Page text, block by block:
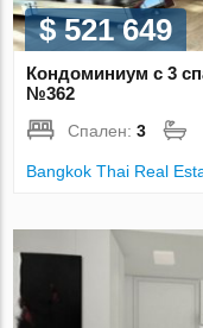
$ 521 649
Кондоминиум с 3
№362
Спален:3
Bangkok Thai Real